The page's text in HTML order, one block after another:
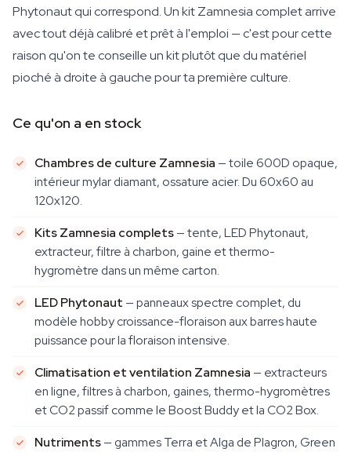
Phytonaut qui correspond. Un kit Zamnesia complet arrive
avec tout déjà calibré et prêt à l'emploi — c'est pour cette
raison qu'on te conseille un kit plutôt que du matériel
pioché à droite à gauche pour ta première culture.
Ce qu'on a en stock
Chambres de culture Zamnesia — toile 600D opaque,
intérieur mylar diamant, ossature acier. Du 60x60 au
120x120.
Kits Zamnesia complets— tente, LED Phytonaut,
extracteur, filtre à charbon, gaine et thermo-
hygromètre dans un même carton.
LED Phytonaut — panneaux spectre complet, du
modèle hobby croissance-floraison aux barres haute
puissance pour la floraison intensive.
Climatisation et ventilation Zamnesia — extracteurs
en ligne, filtres à charbon, gaines, thermo-hygromètres
et CO2 passif comme le Boost Buddy et la CO2 Box.
Nutriments— gammes Terra et Alga de Plagron, Green